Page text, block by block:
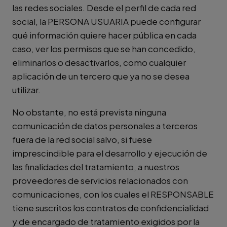
las redes sociales. Desde el perfil de cada red
social, la PERSONA USUARIA puede configurar
qué información quiere hacer pública en cada
caso, ver los permisos que se han concedido,
eliminarlos o desactivarlos, como cualquier
aplicación de un tercero que ya no se desea
utilizar.
No obstante, no está prevista ninguna
comunicación de datos personales a terceros
fuera de la red social salvo, si fuese
imprescindible para el desarrollo y ejecución de
las finalidades del tratamiento, a nuestros
proveedores de servicios relacionados con
comunicaciones, con los cuales el RESPONSABLE
tiene suscritos los contratos de confidencialidad
y de encargado de tratamiento exigidos por la